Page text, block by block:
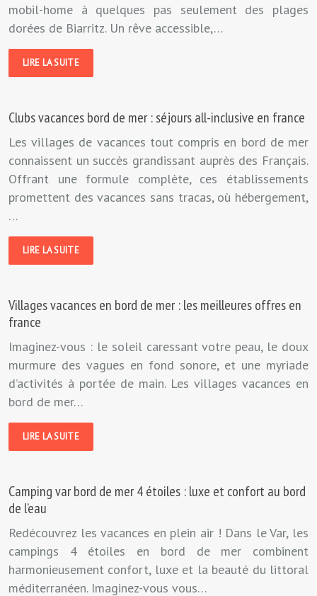
mobil-home à quelques pas seulement des plages
dorées de Biarritz. Un rêve accessible,…
LIRE LA SUITE
Clubs vacances bord de mer : séjours all-inclusive en france
Les villages de vacances tout compris en bord de mer
connaissent un succès grandissant auprès des Français.
Offrant une formule complète, ces établissements
promettent des vacances sans tracas, où hébergement,
…
LIRE LA SUITE
Villages vacances en bord de mer : les meilleures offres en
france
Imaginez-vous : le soleil caressant votre peau, le doux
murmure des vagues en fond sonore, et une myriade
d’activités à portée de main. Les villages vacances en
bord de mer…
LIRE LA SUITE
Camping var bord de mer 4 étoiles : luxe et confort au bord
de l’eau
Redécouvrez les vacances en plein air ! Dans le Var, les
campings 4 étoiles en bord de mer combinent
harmonieusement confort, luxe et la beauté du littoral
méditerranéen. Imaginez-vous vous…